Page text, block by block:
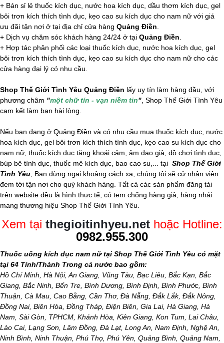
+ Bán sỉ lẻ thuốc kích dục, nước hoa kích dục, dầu thơm kích dục, gel
bôi trơn kích thích tình dục, kẹo cao su kích dục cho nam nữ với giá
ưu đãi tận nơi ở tại địa chỉ cửa hàng Quảng Điền.
+ Dịch vụ chăm sóc khách hàng 24/24 ở tại Quảng Điền.
+ Hợp tác phân phối các loại thuốc kích dục, nước hoa kích dục, gel
bôi trơn kích thích tình dục, kẹo cao su kích dục cho nam nữ cho các
cửa hàng đại lý có nhu cầu.
Shop Thế Giới Tình Yêu Quảng Điền lấy uy tín làm hàng đầu, với
phương châm "một chữ tín - vạn niềm tin", Shop Thế Giới Tình Yêu
cam kết làm bạn hài lòng.
Nếu bạn đang ở Quảng Điền và có nhu cầu mua thuốc kích dục, nước
hoa kích dục, gel bôi trơn kích thích tình dục, kẹo cao su kích dục cho
nam nữ, thuốc kích dục tăng khoái cảm, âm đạo giả, đồ chơi tình dục,
búp bê tình dục, thuốc mê kích dục, bao cao su,... tại Shop Thế Giới
Tình Yêu, Bạn đừng ngại khoảng cách xa, chúng tôi sẽ cử nhân viên
đem tới tận nơi cho quý khách hàng. Tất cả các sản phẩm đăng tải
trên website đều là hình thực tế, có tem chống hàng giả, hàng nhái
mang thương hiệu Shop Thế Giới Tình Yêu.
Xem tại thegioitinhyeu.net hoặc Hotline:
0982.955.300
Thuốc uống kích dục nam nữ tại Shop Thế Giới Tình Yêu có mặt
tại 64 Tỉnh/Thành Trong cả nước bao gồm:
Hồ Chí Minh, Hà Nội, An Giang, Vũng Tàu, Bạc Liêu, Bắc Kạn, Bắc
Giang, Bắc Ninh, Bến Tre, Bình Dương, Bình Định, Bình Phước, Bình
Thuận, Cà Mau, Cao Bằng, Cần Thơ, Đà Nẵng, Đắk Lắk, Đắk Nông,
Đồng Nai, Biên Hòa, Đồng Tháp, Điện Biên, Gia Lai, Hà Giang, Hà
Nam, Sài Gòn, TPHCM, Khánh Hòa, Kiên Giang, Kon Tum, Lai Châu,
Lào Cai, Lạng Sơn, Lâm Đồng, Đà Lạt, Long An, Nam Định, Nghệ An,
Ninh Bình, Ninh Thuận, Phú Thọ, Phú Yên, Quảng Bình, Quảng Nam,